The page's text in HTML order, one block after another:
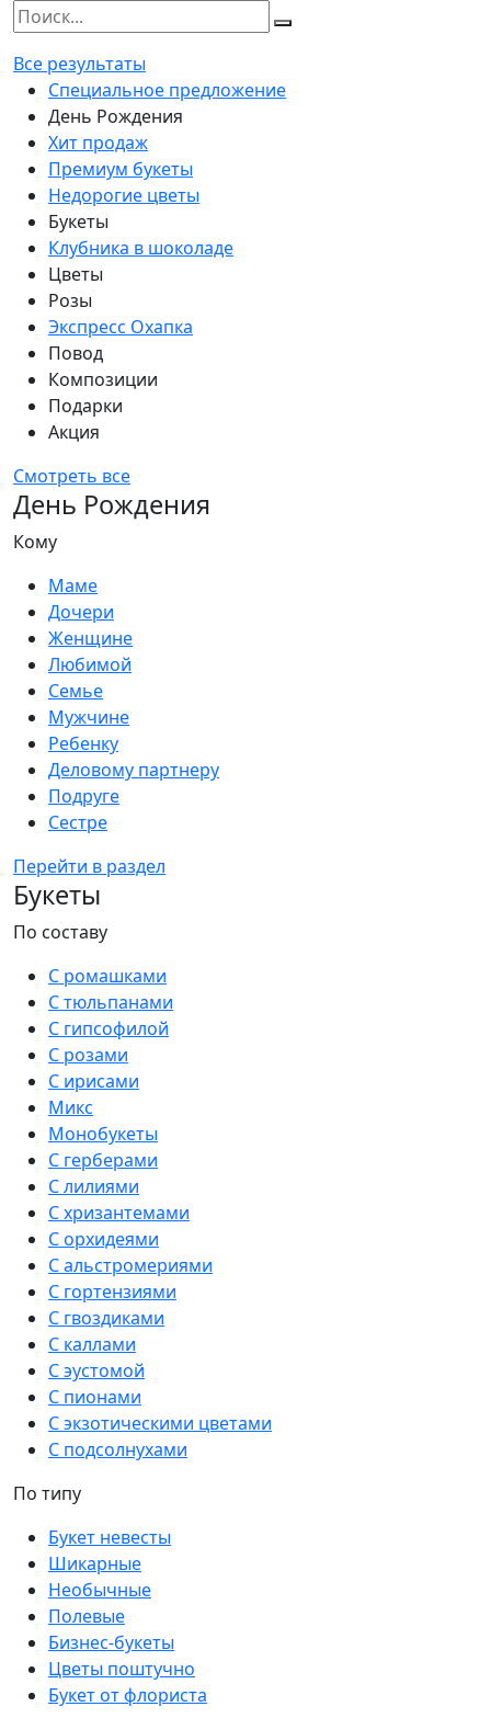
Все результаты
Специальное предложение
День Рождения
Хит продаж
Премиум букеты
Недорогие цветы
Букеты
Клубника в шоколаде
Цветы
Розы
Экспресс Охапка
Повод
Композиции
Подарки
Акция
Смотреть все
День Рождения
Кому
Маме
Дочери
Женщине
Любимой
Семье
Мужчине
Ребенку
Деловому партнеру
Подруге
Сестре
Перейти в раздел
Букеты
По составу
С ромашками
С тюльпанами
С гипсофилой
С розами
С ирисами
Микс
Монобукеты
С герберами
С лилиями
С хризантемами
С орхидеями
С альстромериями
С гортензиями
С гвоздиками
С каллами
С эустомой
С пионами
С экзотическими цветами
С подсолнухами
По типу
Букет невесты
Шикарные
Необычные
Полевые
Бизнес-букеты
Цветы поштучно
Букет от флориста